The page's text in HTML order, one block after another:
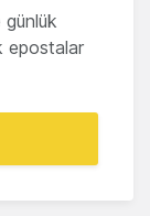
epostalar